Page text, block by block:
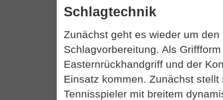
Schlagtechnik
Zunächst geht es wieder um den
Schlagvorbereitung. Als
Easternrückhandgriff und der
Einsatz kommen. Zunächst stellt
Tennisspieler mit breitem